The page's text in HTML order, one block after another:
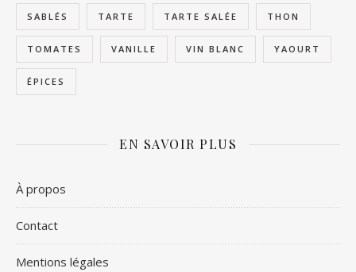
SABLÉS TARTE TARTE SALÉE THON
TOMATES VANILLE VIN BLANC YAOURT
ÉPICES
EN SAVOIR PLUS
À propos
Contact
Mentions légales